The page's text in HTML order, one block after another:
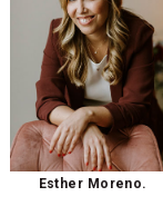
Esther Moreno.